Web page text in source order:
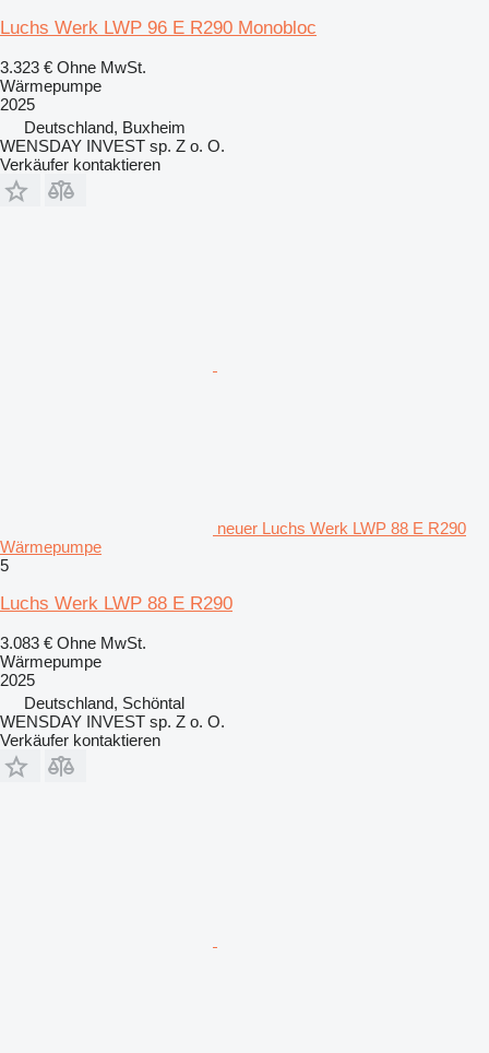
Luchs Werk LWP 96 E R290 Monobloc
3.323 € Ohne MwSt.
Wärmepumpe
2025
Deutschland, Buxheim
WENSDAY INVEST sp. Z o. O.
Verkäufer kontaktieren
neuer Luchs Werk LWP 88 E R290
Wärmepumpe
5
Luchs Werk LWP 88 E R290
3.083 € Ohne MwSt.
Wärmepumpe
2025
Deutschland, Schöntal
WENSDAY INVEST sp. Z o. O.
Verkäufer kontaktieren